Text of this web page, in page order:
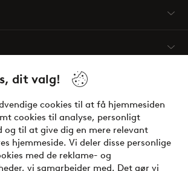
dit valg!
cookies til at få hjemmesiden
cookies til analyse, personligt
og til at give dig en mere relevant
hjemmeside. Vi deler disse personlige
med de reklame- og
vi samarbejder med. Det gør vi
- betal nu eller del op